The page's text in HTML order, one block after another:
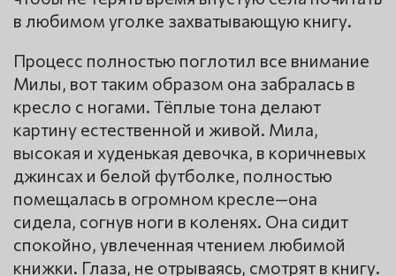
в любимом уголке захватывающую книгу.
Процесс полностью поглотил все внимание
Милы, вот таким образом она забралась в
кресло с ногами. Тёплые тона делают
картину естественной и живой. Мила,
высокая и худенькая девочка, в коричневых
джинсах и белой футболке, полностью
помещалась в огромном кресле—она
сидела, согнув ноги в коленях. Она сидит
спокойно, увлеченная чтением любимой
книжки. Глаза, не отрываясь, смотрят в книгу.